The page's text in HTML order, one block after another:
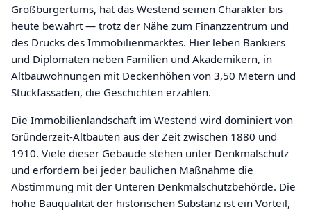
Großbürgertums, hat das Westend seinen Charakter bis
heute bewahrt — trotz der Nähe zum Finanzzentrum und
des Drucks des Immobilienmarktes. Hier leben Bankiers
und Diplomaten neben Familien und Akademikern, in
Altbauwohnungen mit Deckenhöhen von 3,50 Metern und
Stuckfassaden, die Geschichten erzählen.
Die Immobilienlandschaft im Westend wird dominiert von
Gründerzeit-Altbauten aus der Zeit zwischen 1880 und
1910. Viele dieser Gebäude stehen unter Denkmalschutz
und erfordern bei jeder baulichen Maßnahme die
Abstimmung mit der Unteren Denkmalschutzbehörde. Die
hohe Bauqualität der historischen Substanz ist ein Vorteil,